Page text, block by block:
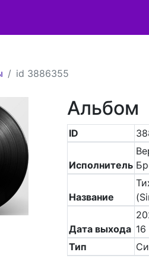
id 3886355
Альбом
ID
Исполнитель
Название
Дата выхода 16
Тип